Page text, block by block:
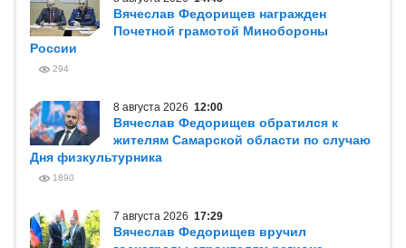
Вячеслав Федорищев награжден
Почетной грамотой Минобороны
России
294
8 августа 2026 12:00
Вячеслав Федорищев обратился к
жителям Самарской области по случаю
Дня физкультурника
1890
7 августа 2026 17:29
Вячеслав Федорищев вручил